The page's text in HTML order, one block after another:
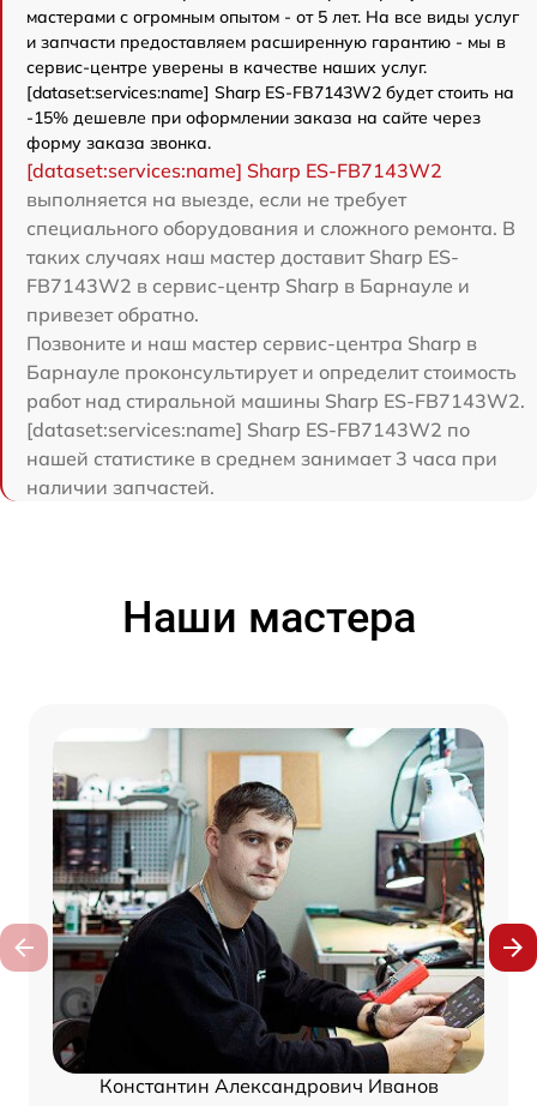
мастерами с огромным опытом - от 5 лет. На все виды услуг
и запчасти предоставляем расширенную гарантию - мы в
сервис-центре уверены в качестве наших услуг.
[dataset:services:name] Sharp ES-FB7143W2 будет стоить на
-15% дешевле при оформлении заказа на сайте через
форму заказа звонка.
[dataset:services:name] Sharp ES-FB7143W2
выполняется на выезде, если не требует
специального оборудования и сложного ремонта. В
таких случаях наш мастер доставит Sharp ES-
FB7143W2 в сервис-центр Sharp в Барнауле и
привезет обратно.
Позвоните и наш мастер сервис-центра Sharp в
Барнауле проконсультирует и определит стоимость
работ над стиральной машины Sharp ES-FB7143W2.
[dataset:services:name] Sharp ES-FB7143W2 по
нашей статистике в среднем занимает 3 часа при
наличии запчастей.
Наши мастера
Константин Александрович Иванов